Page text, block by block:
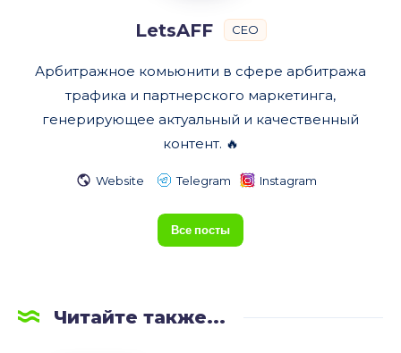
LetsAFF CEO
Арбитражное комьюнити в сфере арбитража
трафика и партнерского маркетинга,
генерирующее актуальный и качественный
контент. 🔥
Website Telegram Instagram
Все посты
Читайте также...